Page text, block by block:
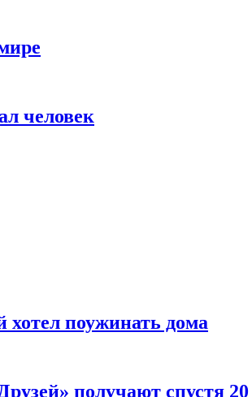
человек
поужинать дома
получают спустя